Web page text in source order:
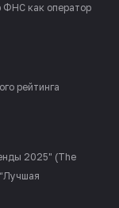
ФНС как оператор
рейтинга
2025" (The